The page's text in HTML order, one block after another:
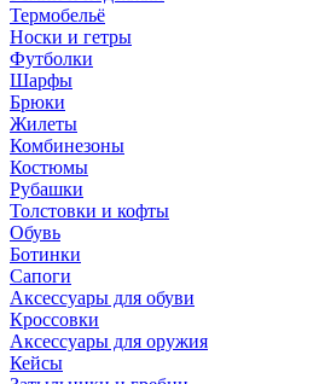
Термобельё
Носки и гетры
Футболки
Шарфы
Брюки
Жилеты
Комбинезоны
Костюмы
Рубашки
Толстовки и кофты
Обувь
Ботинки
Сапоги
Аксессуары для обуви
Кроссовки
Аксессуары для оружия
Кейсы